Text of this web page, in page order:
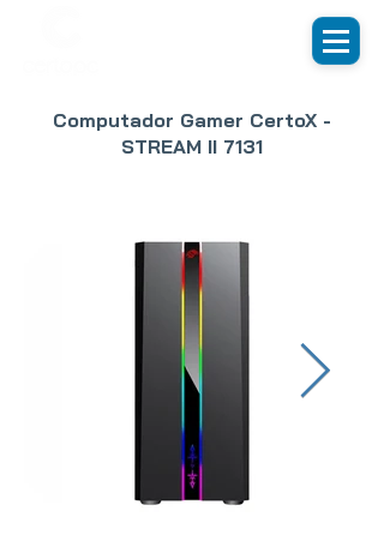
Computador Gamer CertoX -
STREAM II 7131